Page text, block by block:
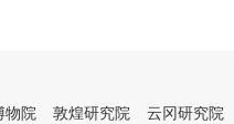
物院 敦煌研究院 云冈研究院